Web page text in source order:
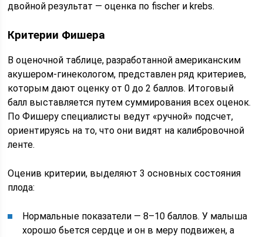
двойной результат — оценка по fischer и krebs.
Критерии Фишера
В оценочной таблице, разработанной американским
акушером-гинекологом, представлен ряд критериев,
которым дают оценку от 0 до 2 баллов. Итоговый
балл выставляется путем суммирования всех оценок.
По Фишеру специалисты ведут «ручной» подсчет,
ориентируясь на то, что они видят на калибровочной
ленте.
Оценив критерии, выделяют 3 основных состояния
плода:
Нормальные показатели — 8–10 баллов. У малыша
хорошо бьется сердце и он в меру подвижен, а